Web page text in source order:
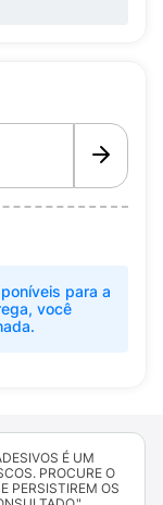
para a
você
É UM
PROCURE O
PERSISTIREM OS